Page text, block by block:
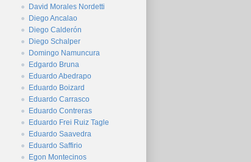
David Morales Nordetti
Diego Ancalao
Diego Calderón
Diego Schalper
Domingo Namuncura
Edgardo Bruna
Eduardo Abedrapo
Eduardo Boizard
Eduardo Carrasco
Eduardo Contreras
Eduardo Frei Ruiz Tagle
Eduardo Saavedra
Eduardo Saffirio
Egon Montecinos